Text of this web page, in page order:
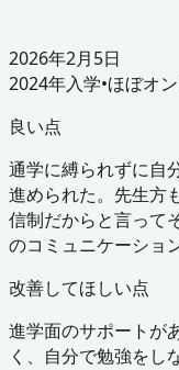
2026年2月5日
2024年入学•ほぼオ
良い点
通学に縛られずに自
進められた。先生方
信制だからと言って
のコミュニケーショ
改善してほしい点
進学面のサポートが
く、自分で勉強をし